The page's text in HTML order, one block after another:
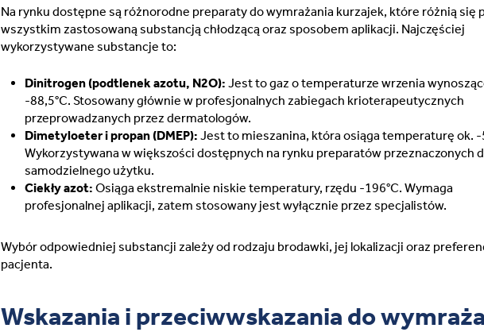
Na rynku dostępne są różnorodne preparaty do wymrażania kurzajek, które różnią się
wszystkim zastosowaną substancją chłodzącą oraz sposobem aplikacji. Najczęściej
wykorzystywane substancje to:
Dinitrogen (podtlenek azotu, N2O): Jest to gaz o temperaturze wrzenia
-88,5°C. Stosowany głównie w profesjonalnych zabiegach krioterapeutycznych
przeprowadzanych przez dermatologów.
Dimetyloeter i propan (DMEP): Jest to mieszanina, która osiąga temperaturę ok. -
Wykorzystywana w większości dostępnych na rynku preparatów przeznaczonych
samodzielnego użytku.
Ciekły azot: Osiąga ekstremalnie niskie temperatury, rzędu -196°C. Wymaga
profesjonalnej aplikacji, zatem stosowany jest wyłącznie przez specjalistów.
Wybór odpowiedniej substancji zależy od rodzaju brodawki, jej lokalizacji oraz
pacjenta.
Wskazania i przeciwwskazania do
Slovenia (Slovene)
Sweden (Swedish)
Switzerland (Deutsch)
Switzerland (French)
United Kingdom (English)